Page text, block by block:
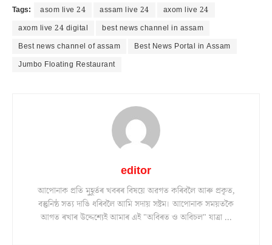
Tags: asom live 24 assam live 24
axom live 24
axom live 24 digital
best news channel in assam
Best news channel of assam
Best News Portal in Assam
Jumbo Floating Restaurant
editor
আপোনাক প্ৰতি মুহূৰ্তৰ খবৰৰ বিষয়ে অৱগত কৰিবলৈ আৰু প্ৰকৃত,
বস্তুনিষ্ঠ সত্য দাঙি ধৰিবলৈ আমি সদায় সষ্টম। আপোনাক সময়তকৈ
আগত ৰখাৰ উদ্দেশ্যেই আমাৰ এই "অবিৰত ও অবিচল" যাত্ৰা ...